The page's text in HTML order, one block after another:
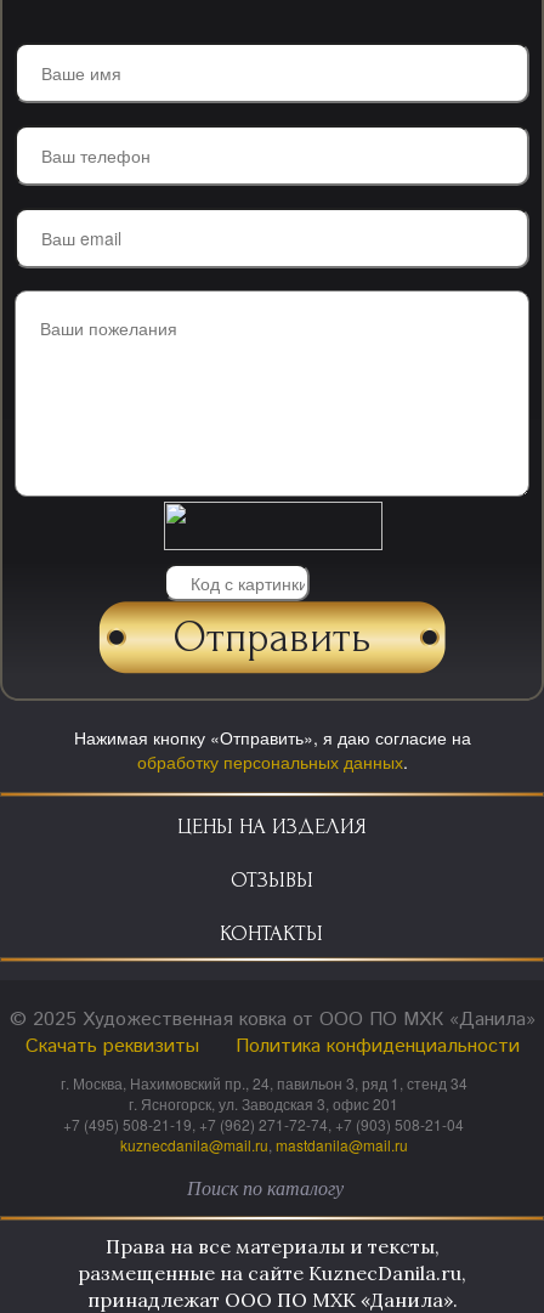
Нажимая кнопку «Отправить», я даю согласие на
обработку персональных данных.
ЦЕНЫ НА ИЗДЕЛИЯ
ОТЗЫВЫ
КОНТАКТЫ
© 2025 Художественная ковка от ООО ПО МХК «Данила»
Скачать реквизиты
Политика конфиденциальности
г. Москва, Нахимовский пр., 24, павильон 3, ряд 1, стенд 34
г. Ясногорск, ул. Заводская 3, офис 201
+7 (495) 508-21-19, +7 (962) 271-72-74, +7 (903) 508-21-04
kuznecdanila@mail.ru mastdanila@mail.ru
Права на все материалы и тексты,
размещенные на сайте KuznecDanila.ru,
принадлежат ООО ПО МХК «Данила».